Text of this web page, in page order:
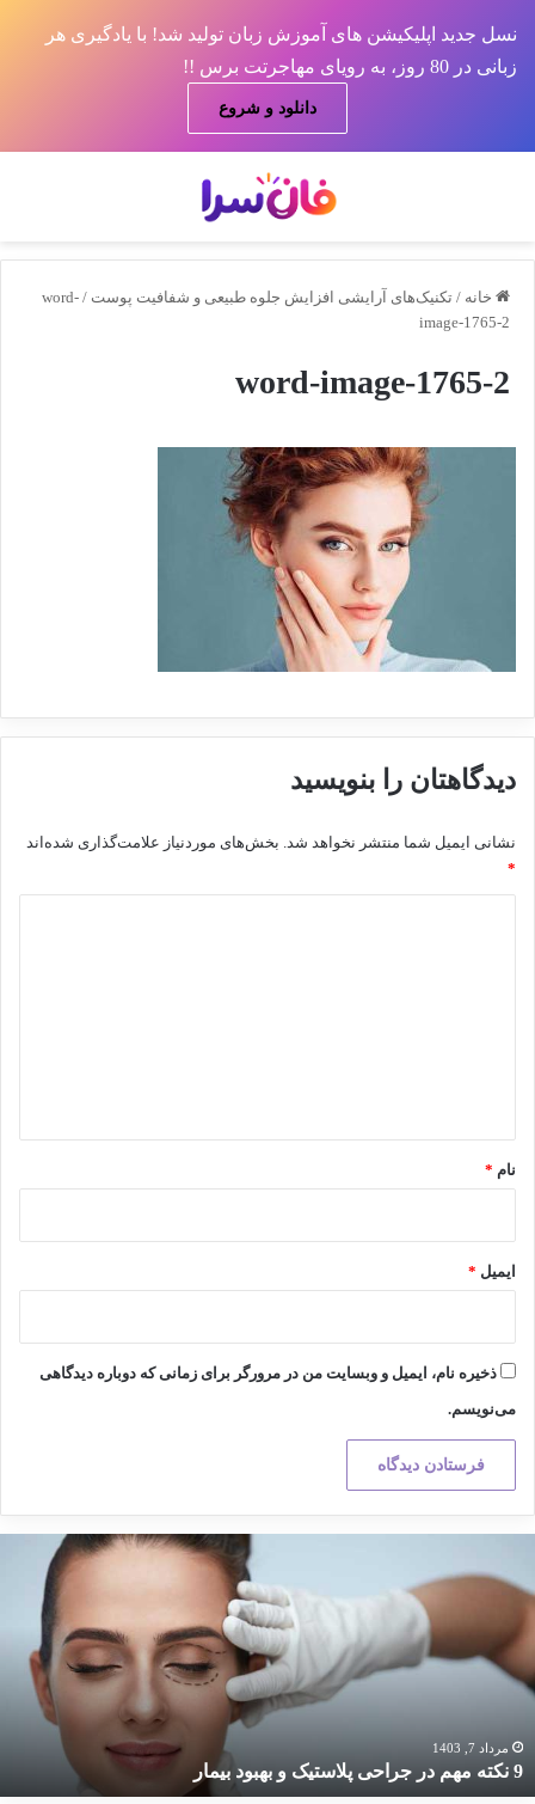
نسل جدید اپلیکیشن های آموزش زبان تولید شد! با یادگیری هر
زبانی در 80 روز، به رویای مهاجرتت برس !!
دانلود و شروع
خانه / تکنیک‌های آرایشی افزایش جلوه‌ طبیعی و شفافیت پوست /
word-
image-1765-2
word-image-1765-2
دیدگاهتان را بنویسید
نشانی ایمیل شما منتشر نخواهد شد. بخش‌های موردنیاز علامت‌گذاری شده‌اند
*
نام *
ایمیل *
ذخیره نام، ایمیل و وبسایت من در مرورگر برای زمانی که دوباره دیدگاهی
می‌نویسم.
مهم
جراحی
پلاستیک
و
بیمارمرداد 7, 1403
9 نکته مهم در جراحی پلاستیک و بهبود بیمار